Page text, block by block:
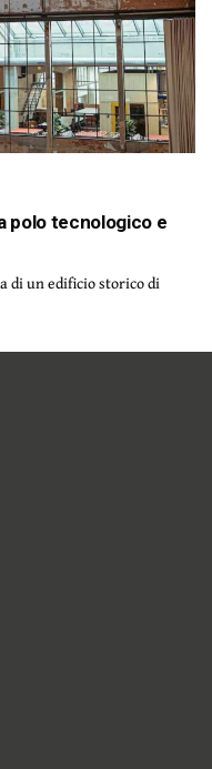
polo tecnologico e
di un edificio storico di